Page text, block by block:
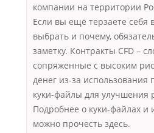
компании на территории
Если вы ещё терзаете себя
выбрать и почему,
заметку. Контракты CFD –
сопряженные с высоким
денег из-за
куки-файлы для улучшения
Подробнее о куки-файлах и
можно прочесть здесь.